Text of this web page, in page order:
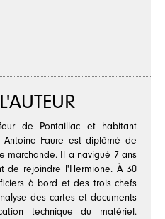
de Pontaillac et habitant
Antoine Faure est diplômé de
marchande. Il a navigué 7 ans
de rejoindre l'Hermione. À 30
à bord et des trois chefs
des cartes et documents
technique du matériel.